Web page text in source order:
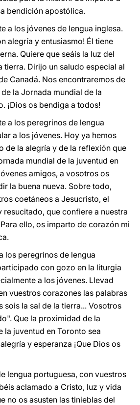
bendición apostólica.
a los jóvenes de lengua inglesa.
alegría y entusiasmo! Él tiene
Quiere que seáis la luz del
tierra. Dirijo un saludo especial al
Canadá. Nos encontraremos de
la Jornada mundial de la
¡Dios os bendiga a todos!
a los peregrinos de lengua
a los jóvenes. Hoy ya hemos
de la alegría y de la reflexión que
mundial de la juventud en
amigos, a vosotros os
la buena nueva. Sobre todo,
coetáneos a Jesucristo, el
que confiere a nuestra
ello, os imparto de corazón mi
los peregrinos de lengua
con gozo en la liturgia
a los jóvenes. Llevad
vuestros corazones las palabras
sois la sal de la tierra... Vosotros
Que la proximidad de la
la juventud en Toronto sea
y esperanza ¡Que Dios os
lengua portuguesa, con vuestros
aclamado a Cristo, luz y vida
no os asusten las tinieblas del